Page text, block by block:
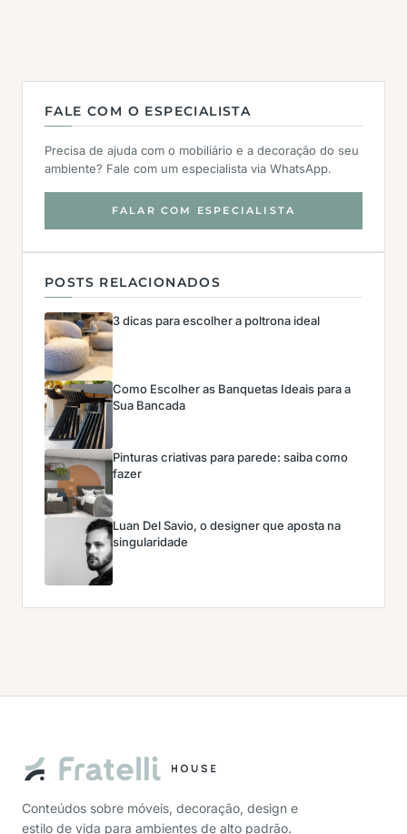
FALE COM O ESPECIALISTA
Precisa de ajuda com o mobiliário e a decoração do seu
ambiente? Fale com um especialista via WhatsApp.
FALAR COM ESPECIALISTA
POSTS RELACIONADOS
3 dicas para escolher a poltrona ideal
Como Escolher as Banquetas Ideais para a
Sua Bancada
Pinturas criativas para parede: saiba como
fazer
Luan Del Savio, o designer que aposta na
singularidade
Conteúdos sobre móveis, decoração, design e
estilo de vida para ambientes de alto padrão.